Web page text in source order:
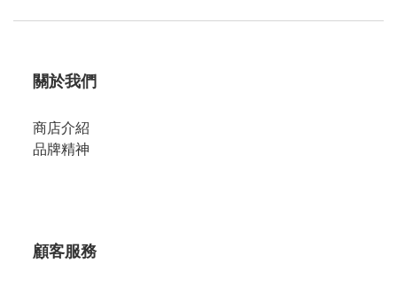
關於我們
商店介紹
品牌精神
顧客服務